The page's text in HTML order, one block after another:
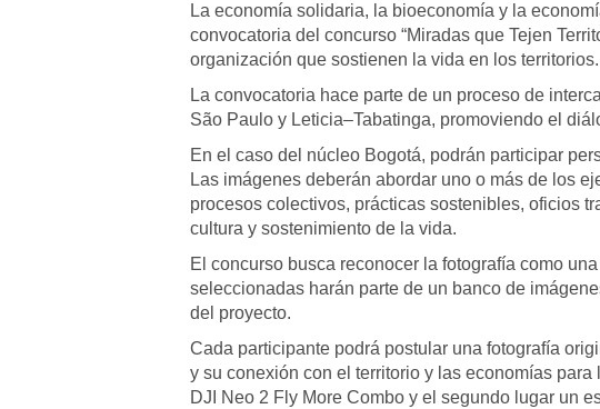
La economía solidaria, la bioeconomía y la
convocatoria del concurso “Miradas que Tejen
organización que sostienen la vida en los territorios.
La convocatoria hace parte de un proceso de
São Paulo y Leticia–Tabatinga, promoviendo el
En el caso del núcleo Bogotá, podrán participar
Las imágenes deberán abordar uno o más de los
procesos colectivos, prácticas sostenibles, oficios
cultura y sostenimiento de la vida.
El concurso busca reconocer la fotografía como
seleccionadas harán parte de un banco de
del proyecto.
Cada participante podrá postular una fotografía
y su conexión con el territorio y las economías
DJI Neo 2 Fly More Combo y el segundo lugar un